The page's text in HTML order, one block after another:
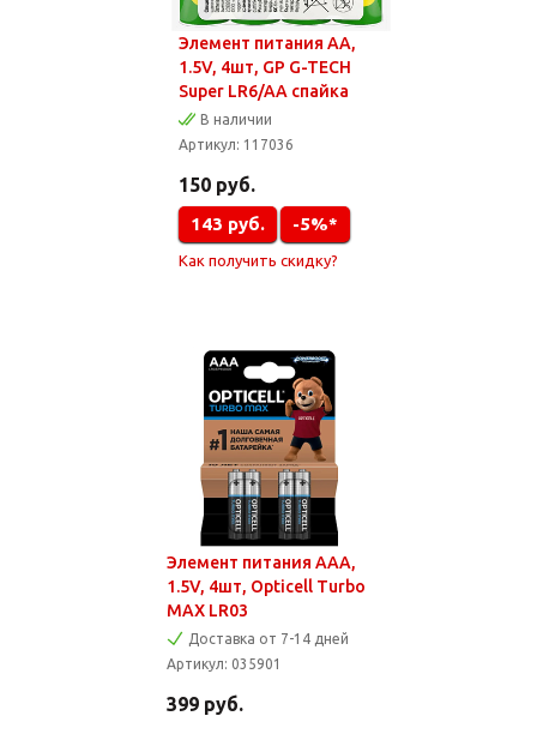
Элемент питания AA,
1.5V, 4шт, GP G-TECH
Super LR6/AA спайка
В наличии
Артикул: 117036
150 руб.
143 руб. -5%*
Как получить скидку?
Элемент питания AAA,
1.5V, 4шт, Opticell Turbo
MAX LR03
Доставка от 7-14 дней
Артикул: 035901
399 руб.